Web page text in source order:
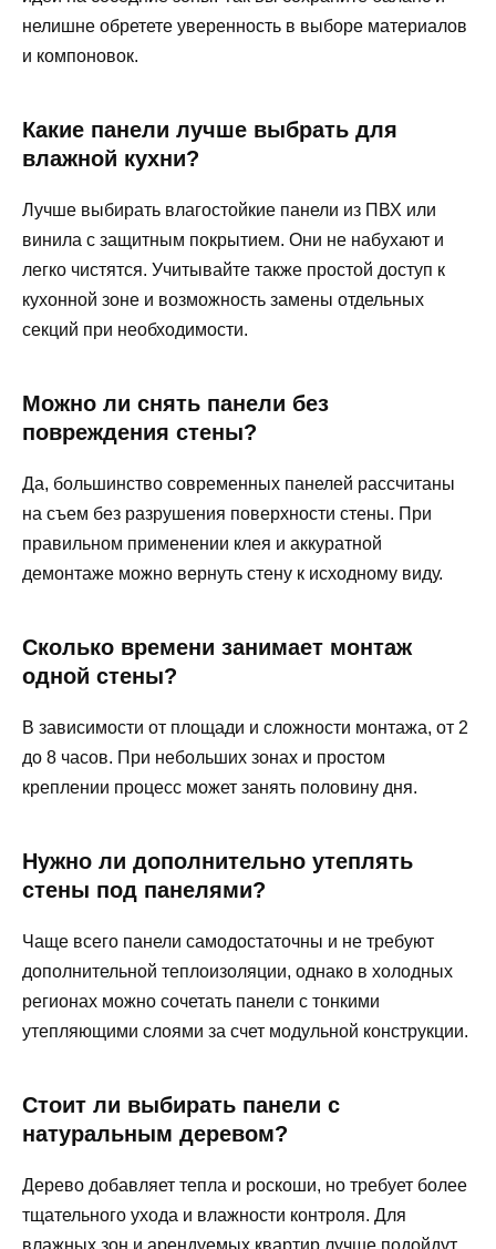
нелишне обретете уверенность в выборе материалов
и компоновок.
Какие панели лучше выбрать для
влажной кухни?
Лучше выбирать влагостойкие панели из ПВХ или
винила с защитным покрытием. Они не набухают и
легко чистятся. Учитывайте также простой доступ к
кухонной зоне и возможность замены отдельных
секций при необходимости.
Можно ли снять панели без
повреждения стены?
Да, большинство современных панелей рассчитаны
на съем без разрушения поверхности стены. При
правильном применении клея и аккуратной
демонтаже можно вернуть стену к исходному виду.
Сколько времени занимает монтаж
одной стены?
В зависимости от площади и сложности монтажа, от 2
до 8 часов. При небольших зонах и простом
креплении процесс может занять половину дня.
Нужно ли дополнительно утеплять
стены под панелями?
Чаще всего панели самодостаточны и не требуют
дополнительной теплоизоляции, однако в холодных
регионах можно сочетать панели с тонкими
утепляющими слоями за счет модульной конструкции.
Стоит ли выбирать панели с
натуральным деревом?
Дерево добавляет тепла и роскоши, но требует более
тщательного ухода и влажности контроля. Для
влажных зон и арендуемых квартир лучше подойдут